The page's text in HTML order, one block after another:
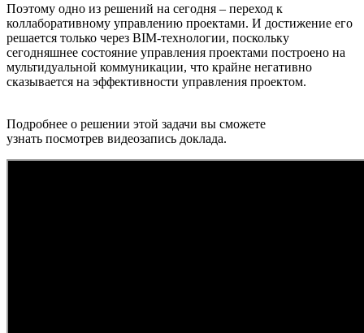
Поэтому одно из решений на сегодня – переход к
коллаборативному управлению проектами. И достижение его
решается только через BIM-технологии, поскольку
сегодняшнее состояние управления проектами построено на
мультидуальной коммуникации, что крайне негативно
сказывается на эффективности управления проектом.
Подробнее о решении этой задачи вы сможете
узнать посмотрев видеозапись доклада.